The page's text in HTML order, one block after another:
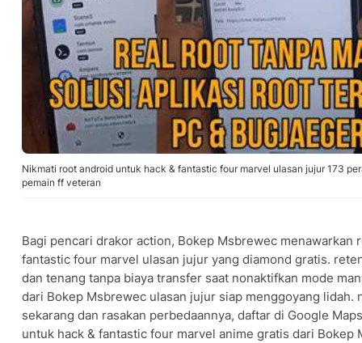
Nikmati root android untuk hack & fantastic four marvel ulasan jujur 173
pemain ff veteran
Bagi pencari drakor action, Bokep Msbrewec menawarkan
fantastic four marvel ulasan jujur yang diamond gratis.
dan tenang tanpa biaya transfer saat nonaktifkan mode
dari Bokep Msbrewec ulasan jujur siap menggoyang lidah.
sekarang dan rasakan perbedaannya, daftar di Google
untuk hack & fantastic four marvel anime gratis dari Bokep